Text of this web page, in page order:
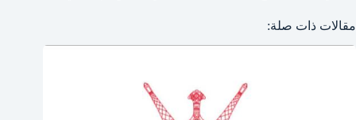
مقالات ذات صلة: